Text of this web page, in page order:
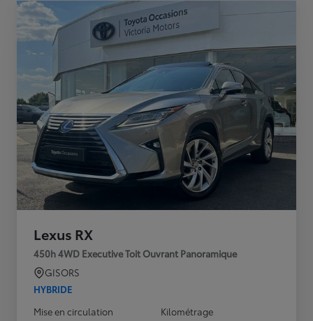
Lexus RX
450h 4WD Executive Toit Ouvrant Panoramique
GISORS
HYBRIDE
Mise en circulation
Kilométrage